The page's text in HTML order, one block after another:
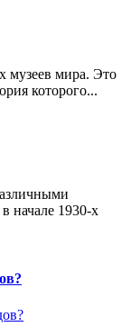
музеев мира. Это
которого...
начале 1930-х